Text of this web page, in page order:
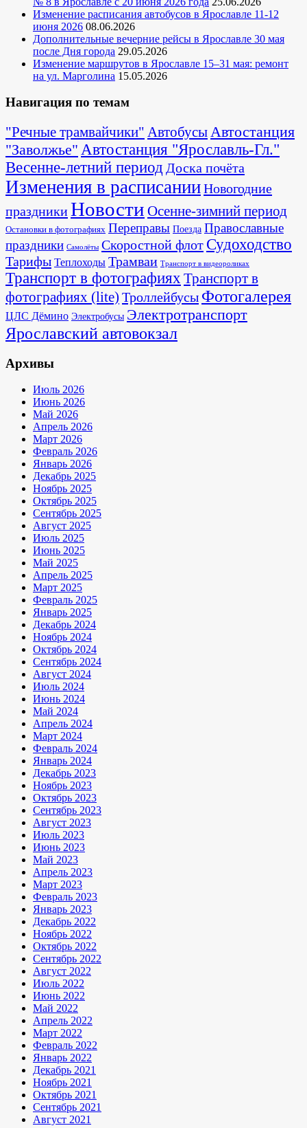
Изменение расписания автобусов в Ярославле 11-12
июня 2026 08.06.2026
Дополнительные вечерние рейсы в Ярославле 30 мая
после Дня города 29.05.2026
Изменение маршрутов в Ярославле 15–31 мая: ремонт
на ул. Марголина 15.05.2026
Навигация по темам
"Речные трамвайчики" АвтобусыАвтостанция
"Заволжье" Автостанция "Ярославль-Гл."
Весенне-летний период Доска почёта
Изменения в расписанииНовогодние
праздникиНовости Осенне-зимний период
Остановки в фотографиях Переправы Поезда Православные
праздники Самолёты Скоростной флот Судоходство
Тарифы Теплоходы Трамваи Транспорт в видеороликах
Транспорт в фотографияхТранспорт в
фотографиях (lite) Троллейбусы Фотогалерея
ЦЛС Дёмино Электробусы Электротранспорт
Ярославский автовокзал
Архивы
Июль 2026
Июнь 2026
Май 2026
Апрель 2026
Март 2026
Февраль 2026
Январь 2026
Декабрь 2025
Ноябрь 2025
Октябрь 2025
Сентябрь 2025
Август 2025
Июль 2025
Июнь 2025
Май 2025
Апрель 2025
Март 2025
Февраль 2025
Январь 2025
Декабрь 2024
Ноябрь 2024
Октябрь 2024
Сентябрь 2024
Август 2024
Июль 2024
Июнь 2024
Май 2024
Апрель 2024
Март 2024
Февраль 2024
Январь 2024
Декабрь 2023
Ноябрь 2023
Октябрь 2023
Сентябрь 2023
Август 2023
Июль 2023
Июнь 2023
Май 2023
Апрель 2023
Март 2023
Февраль 2023
Январь 2023
Декабрь 2022
Ноябрь 2022
Октябрь 2022
Сентябрь 2022
Август 2022
Июль 2022
Июнь 2022
Май 2022
Апрель 2022
Март 2022
Февраль 2022
Январь 2022
Декабрь 2021
Ноябрь 2021
Октябрь 2021
Сентябрь 2021
Август 2021